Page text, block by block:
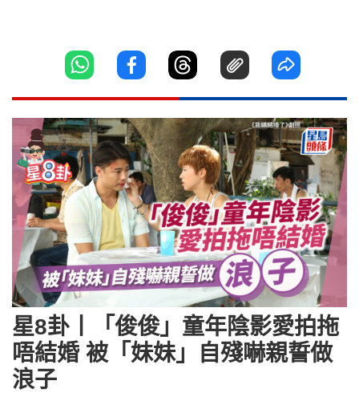
星8卦丨「俊俊」童年陰影愛拍拖
唔結婚 被「妹妹」自殘嚇親誓做
浪子